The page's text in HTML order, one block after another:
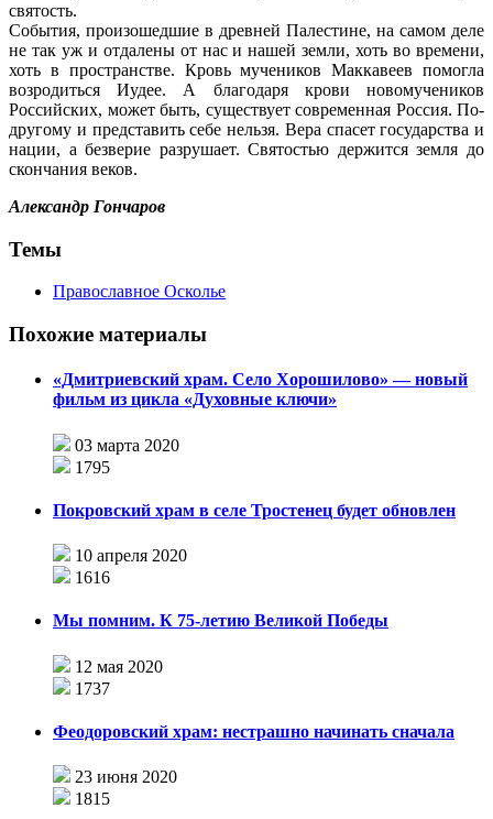
святость.
События, произошедшие в древней Палестине, на самом деле
не так уж и отдалены от нас и нашей земли, хоть во времени,
хоть в пространстве. Кровь мучеников Маккавеев помогла
возродиться Иудее. А благодаря крови новомучеников
Российских, может быть, существует современная Россия. По-
другому и представить себе нельзя. Вера спасет государства и
нации, а безверие разрушает. Святостью держится земля до
скончания веков.
Александр Гончаров
Темы
Православное Осколье
Похожие материалы
«Дмитриевский храм. Село Хорошилово» — новый
фильм из цикла «Духовные ключи»
03 марта 2020
1795
Покровский храм в селе Тростенец будет обновлен
10 апреля 2020
1616
Мы помним. К 75-летию Великой Победы
12 мая 2020
1737
Феодоровский храм: нестрашно начинать сначала
23 июня 2020
1815